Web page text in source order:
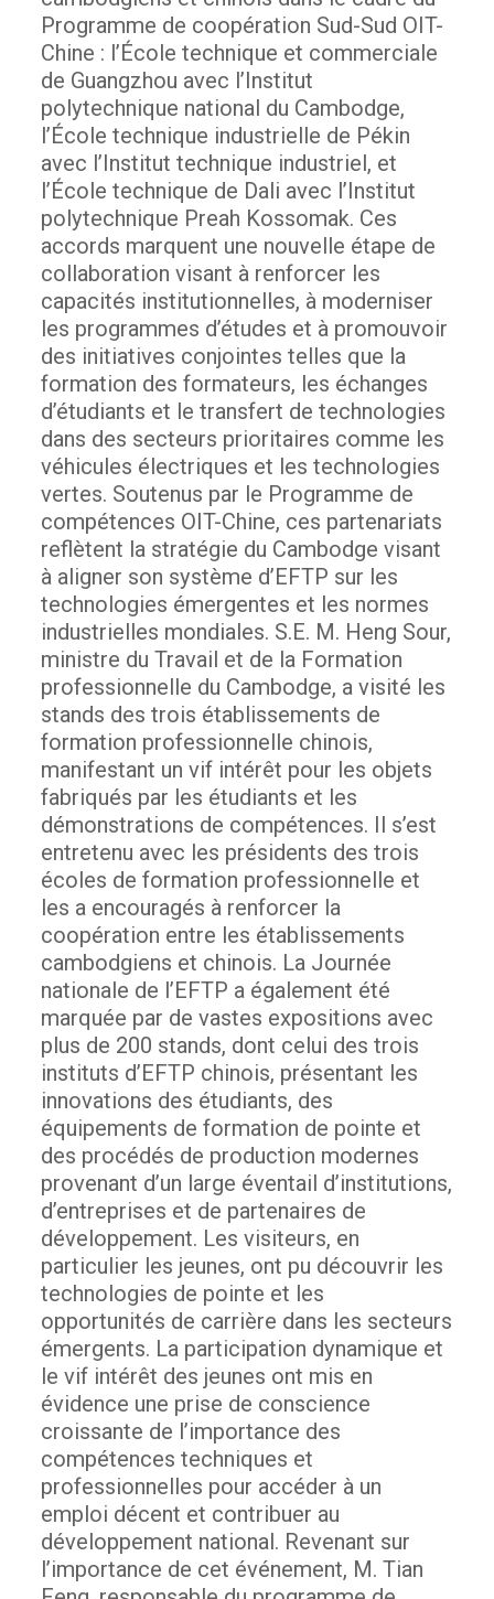
Programme de coopération Sud-Sud OIT-
Chine : l’École technique et commerciale
de Guangzhou avec l’Institut
polytechnique national du Cambodge,
l’École technique industrielle de Pékin
avec l’Institut technique industriel, et
l’École technique de Dali avec l’Institut
polytechnique Preah Kossomak. Ces
accords marquent une nouvelle étape de
collaboration visant à renforcer les
capacités institutionnelles, à moderniser
les programmes d’études et à promouvoir
des initiatives conjointes telles que la
formation des formateurs, les échanges
d’étudiants et le transfert de technologies
dans des secteurs prioritaires comme les
véhicules électriques et les technologies
vertes. Soutenus par le Programme de
compétences OIT-Chine, ces partenariats
reflètent la stratégie du Cambodge visant
à aligner son système d’EFTP sur les
technologies émergentes et les normes
industrielles mondiales. S.E. M. Heng Sour,
ministre du Travail et de la Formation
professionnelle du Cambodge, a visité les
stands des trois établissements de
formation professionnelle chinois,
manifestant un vif intérêt pour les objets
fabriqués par les étudiants et les
démonstrations de compétences. Il s’est
entretenu avec les présidents des trois
écoles de formation professionnelle et
les a encouragés à renforcer la
coopération entre les établissements
cambodgiens et chinois. La Journée
nationale de l’EFTP a également été
marquée par de vastes expositions avec
plus de 200 stands, dont celui des trois
instituts d’EFTP chinois, présentant les
innovations des étudiants, des
équipements de formation de pointe et
des procédés de production modernes
provenant d’un large éventail d’institutions,
d’entreprises et de partenaires de
développement. Les visiteurs, en
particulier les jeunes, ont pu découvrir les
technologies de pointe et les
opportunités de carrière dans les secteurs
émergents. La participation dynamique et
le vif intérêt des jeunes ont mis en
évidence une prise de conscience
croissante de l’importance des
compétences techniques et
professionnelles pour accéder à un
emploi décent et contribuer au
développement national. Revenant sur
l’importance de cet événement, M. Tian